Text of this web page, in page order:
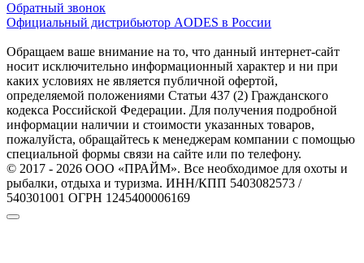
Обратный звонок
Официальный дистрибьютор AODES в России
Обращаем ваше внимание на то, что данный интернет-сайт
носит исключительно информационный характер и ни при
каких условиях не является публичной офертой,
определяемой положениями Статьи 437 (2) Гражданского
кодекса Российской Федерации. Для получения подробной
информации наличии и стоимости указанных товаров,
пожалуйста, обращайтесь к менеджерам компании с помощью
специальной формы связи на сайте или по телефону.
© 2017 - 2026 ООО «ПРАЙМ». Все необходимое для охоты и
рыбалки, отдыха и туризма. ИНН/КПП 5403082573 /
540301001 ОГРН 1245400006169